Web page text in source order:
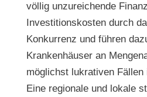
völlig unzureichende
Investitionskosten durch
Konkurrenz und führen
Krankenhäuser an
möglichst lukrativen
Eine regionale und lokale